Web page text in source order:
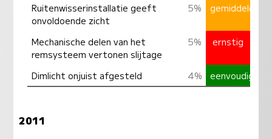
Ruitenwisserinstallatie geeft
onvoldoende zicht
5% gemiddeld
Mechanische delen van het
remsysteem vertonen slijtage
5% ernstig
Dimlicht onjuist afgesteld 4% eenvoudig
2011